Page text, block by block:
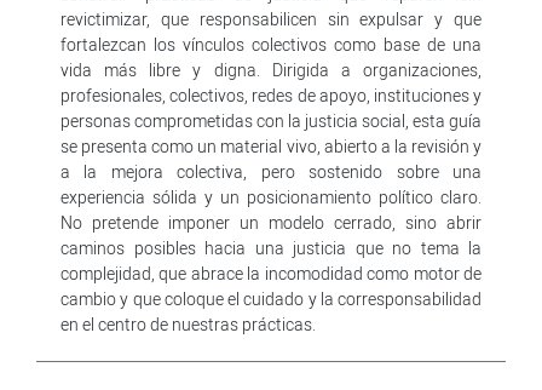
revictimizar, que responsabilicen sin expulsar y que
fortalezcan los vínculos colectivos como base de una
vida más libre y digna. Dirigida a organizaciones,
profesionales, colectivos, redes de apoyo, instituciones y
personas comprometidas con la justicia social, esta guía
se presenta como un material vivo, abierto a la revisión y
a la mejora colectiva, pero sostenido sobre una
experiencia sólida y un posicionamiento político claro.
No pretende imponer un modelo cerrado, sino abrir
caminos posibles hacia una justicia que no tema la
complejidad, que abrace la incomodidad como motor de
cambio y que coloque el cuidado y la corresponsabilidad
en el centro de nuestras prácticas.